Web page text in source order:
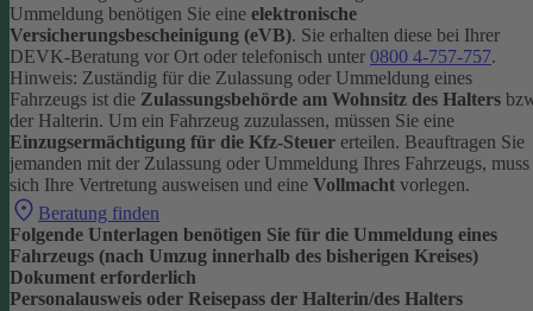
Ummeldung benötigen Sie eine elektronische
Versicherungsbescheinigung (eVB). Sie erhalten diese bei Ihrer
DEVK-Beratung vor Ort oder telefonisch unter 0800 4-757-757.
Hinweis: Zuständig für die Zulassung oder Ummeldung eines
Fahrzeugs ist die Zulassungsbehörde am Wohnsitz des Halters
der Halterin. Um ein Fahrzeug zuzulassen, müssen Sie eine
Einzugsermächtigung für die Kfz-Steuer erteilen. Beauftragen Sie
jemanden mit der Zulassung oder Ummeldung Ihres Fahrzeugs, muss
sich Ihre Vertretung ausweisen und eine Vollmacht vorlegen.
Beratung finden
Folgende Unterlagen benötigen Sie für die Ummeldung eines
Fahrzeugs (nach Umzug innerhalb des bisherigen Kreises)
Dokument erforderlich
Personalausweis oder Reisepass der Halterin/des Halters